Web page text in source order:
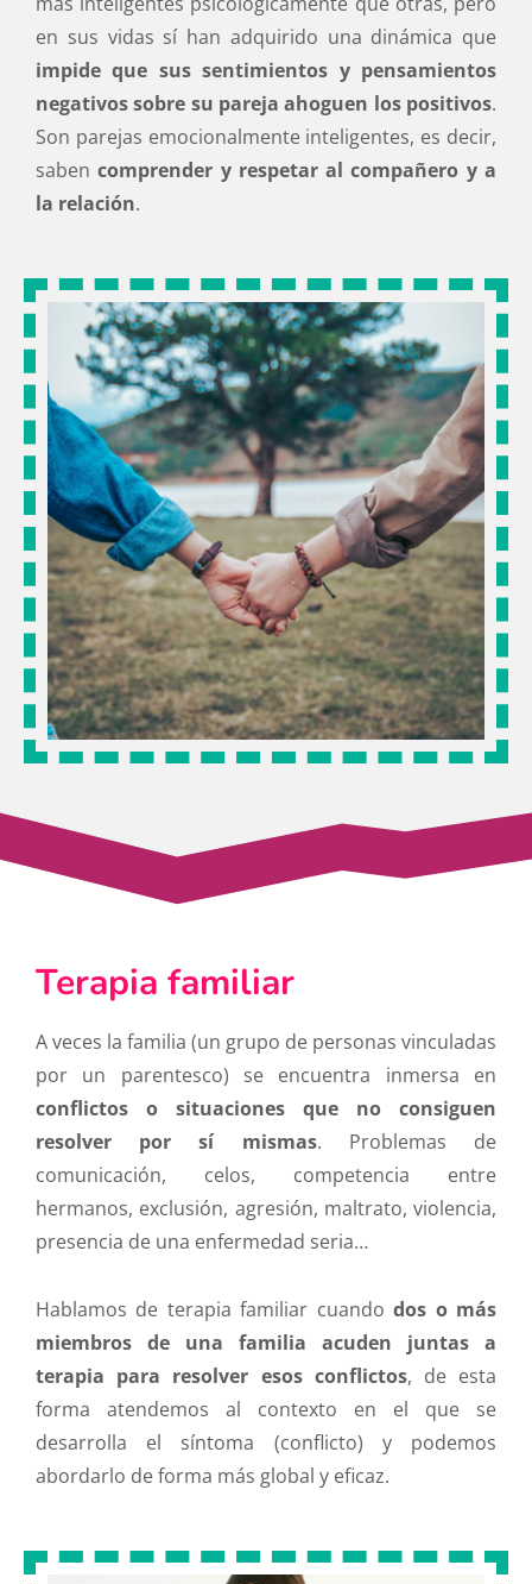
en sus vidas sí han adquirido una dinámica que
impide que sus sentimientos y pensamientos
negativos sobre su pareja ahoguen los positivos.
Son parejas emocionalmente inteligentes, es decir,
sabencomprender y respetar al compañero y a
la relación.
Terapia familiar
A veces la familia (un grupo de personas vinculadas
por un parentesco) se encuentra inmersa en
conflictos o situaciones que no consiguen
resolver por sí mismas. Problemas de
comunicación, celos, competencia entre
hermanos, exclusión, agresión, maltrato, violencia,
presencia de una enfermedad seria…
Hablamos de terapia familiar cuandodos o más
miembros de una familia acuden juntas a
terapia para resolver esos conflictos, de esta
forma atendemos al contexto en el que se
desarrolla el síntoma (conflicto) y podemos
abordarlo de forma más global y eficaz.